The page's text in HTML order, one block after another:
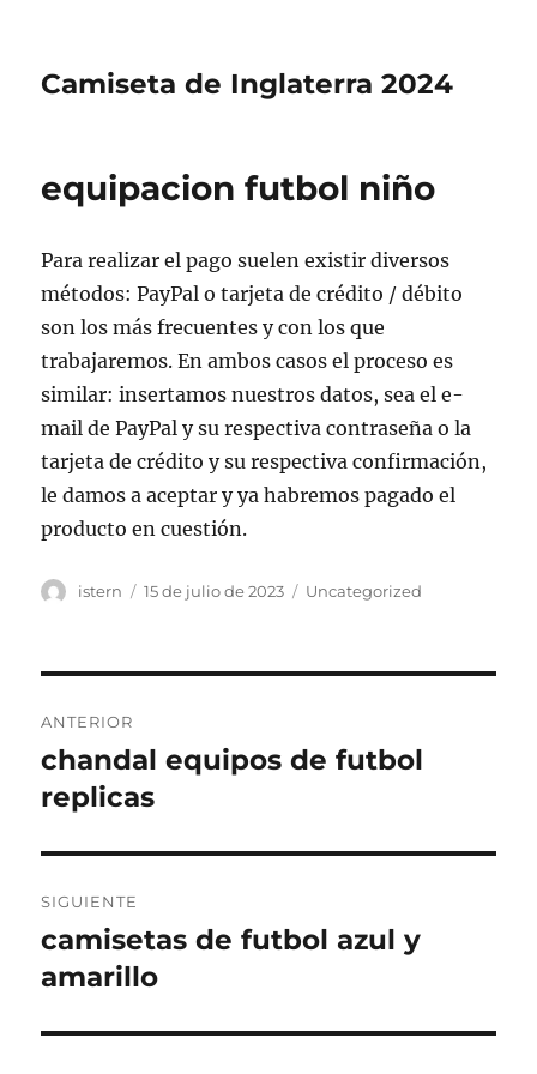
Camiseta de Inglaterra 2024
equipacion futbol niño
Para realizar el pago suelen existir diversos
métodos: PayPal o tarjeta de crédito / débito
son los más frecuentes y con los que
trabajaremos. En ambos casos el proceso es
similar: insertamos nuestros datos, sea el e-
mail de PayPal y su respectiva contraseña o la
tarjeta de crédito y su respectiva confirmación,
le damos a aceptar y ya habremos pagado el
producto en cuestión.
Autor
istern
Publicado
15 de julio de 2023 Categorías
Uncategorized
de
entradas
ANTERIOR
Entrada
anterior:
chandal equipos de futbol
replicas
SIGUIENTE
Entrada
siguiente:
camisetas de futbol azul y
amarillo